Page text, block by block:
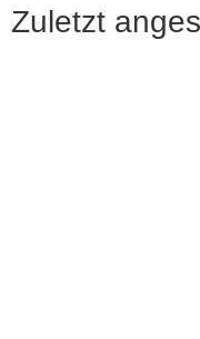
Zuletzt